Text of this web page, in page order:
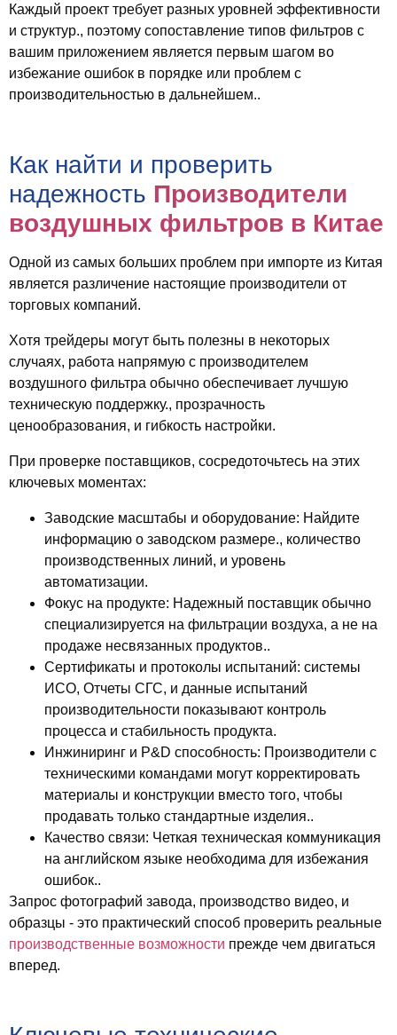
Каждый проект требует разных уровней эффективности
и структур., поэтому сопоставление типов фильтров с
вашим приложением является первым шагом во
избежание ошибок в порядке или проблем с
производительностью в дальнейшем..
Как найти и проверить
надежность Производители
воздушных фильтров в Китае
Одной из самых больших проблем при импорте из Китая
является различение настоящие производители от
торговых компаний.
Хотя трейдеры могут быть полезны в некоторых
случаях, работа напрямую с производителем
воздушного фильтра обычно обеспечивает лучшую
техническую поддержку., прозрачность
ценообразования, и гибкость настройки.
При проверке поставщиков, сосредоточьтесь на этих
ключевых моментах:
Заводские масштабы и оборудование: Найдите
информацию о заводском размере., количество
производственных линий, и уровень
автоматизации.
Фокус на продукте: Надежный поставщик обычно
специализируется на фильтрации воздуха, а не на
продаже несвязанных продуктов..
Сертификаты и протоколы испытаний: системы
ИСО, Отчеты СГС, и данные испытаний
производительности показывают контроль
процесса и стабильность продукта.
Инжиниринг и Р&D способность: Производители с
техническими командами могут корректировать
материалы и конструкции вместо того, чтобы
продавать только стандартные изделия..
Качество связи: Четкая техническая коммуникация
на английском языке необходима для избежания
ошибок..
Запрос фотографий завода, производство видео, и
образцы - это практический способ проверить реальные
производственные возможности прежде чем двигаться
вперед.